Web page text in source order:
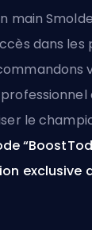
main
dans les
le
exclusive